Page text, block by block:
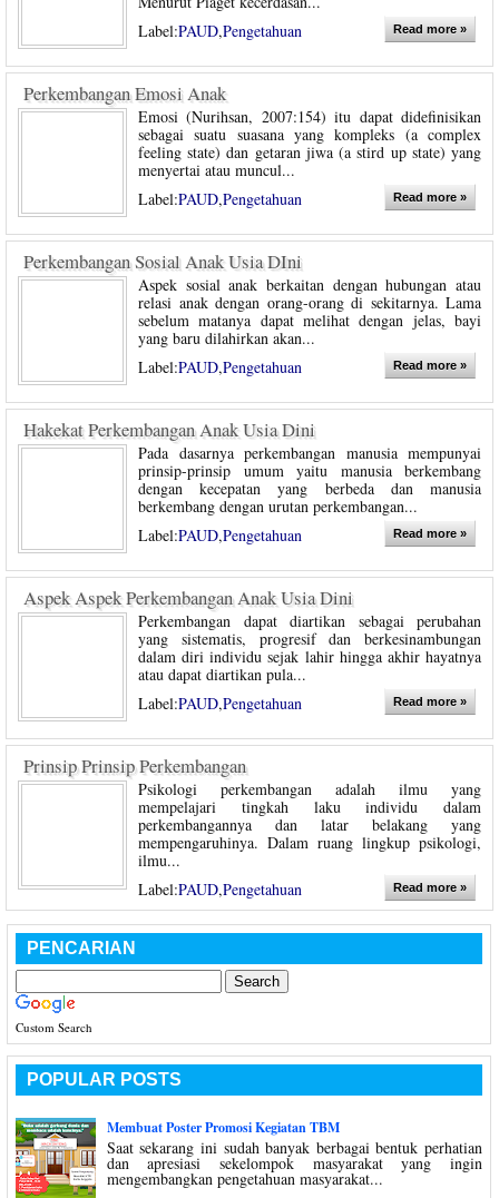
Label:PAUD,Pengetahuan Read more »
Perkembangan Emosi Anak
Emosi (Nurihsan, 2007:154) itu dapat didefinisikan
sebagai suatu suasana yang kompleks (a complex
feeling state) dan getaran jiwa (a stird up state) yang
menyertai atau muncul...
Label:PAUD,Pengetahuan Read more »
Perkembangan Sosial Anak Usia DIni
Aspek sosial anak berkaitan dengan hubungan atau
relasi anak dengan orang-orang di sekitarnya. Lama
sebelum matanya dapat melihat dengan jelas, bayi
yang baru dilahirkan akan...
Label:PAUD,Pengetahuan Read more »
Hakekat Perkembangan Anak Usia Dini
Pada dasarnya perkembangan manusia mempunyai
prinsip-prinsip umum yaitu manusia berkembang
dengan kecepatan yang berbeda dan manusia
berkembang dengan urutan perkembangan...
Label:PAUD,Pengetahuan Read more »
Aspek Aspek Perkembangan Anak Usia Dini
Perkembangan dapat diartikan sebagai perubahan
yang sistematis, progresif dan berkesinambungan
dalam diri individu sejak lahir hingga akhir hayatnya
atau dapat diartikan pula...
Label:PAUD,Pengetahuan Read more »
Prinsip Prinsip Perkembangan
Psikologi perkembangan adalah ilmu yang
mempelajari tingkah laku individu dalam
perkembangannya dan latar belakang yang
mempengaruhinya. Dalam ruang lingkup psikologi,
ilmu...
Label:PAUD,Pengetahuan Read more »
PENCARIAN
Custom Search
POPULAR POSTS
Membuat Poster Promosi Kegiatan TBM
Saat sekarang ini sudah banyak berbagai bentuk perhatian
dan apresiasi sekelompok masyarakat yang ingin
mengembangkan pengetahuan masyarakat...